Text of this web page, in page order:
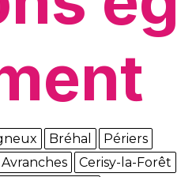
Bréhal
Périers
Avranches
Cerisy-la-Forêt